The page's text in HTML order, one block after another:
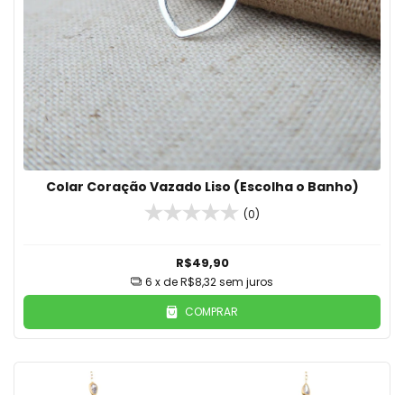
Colar Coração Vazado Liso (Escolha o Banho)
(0)
R$49,90
6 x deR$8,32sem juros
COMPRAR